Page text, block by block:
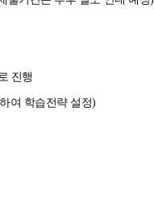
진행
여 학습전략 설정)